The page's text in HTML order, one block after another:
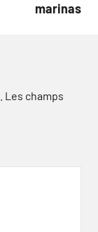
marinas
Les champs